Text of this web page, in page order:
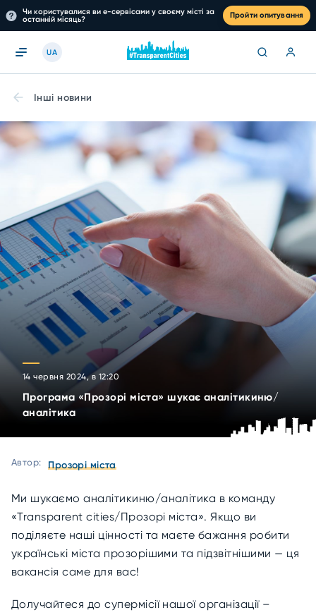
Чи користувалися ви е-сервісами у своєму місті за
останній місяць?
Пройти опитування
UA
Інші новини
14 червня 2024, в 12:20
Програма «Прозорі міста» шукає аналітикиню/
аналітика
Автор: Прозорі міста
Ми шукаємо аналітикиню/аналітика в команду
«Transparent cities/Прозорі міста». Якщо ви
поділяєте наші цінності та маєте бажання робити
українські міста прозорішими та підзвітнішими — ця
вакансія саме для вас!
Долучайтеся до супермісії нашої організації –